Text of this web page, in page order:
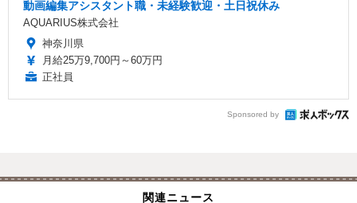
動画編集アシスタント職・未経験歓迎・土日祝休み
AQUARIUS株式会社
神奈川県
月給25万9,700円～60万円
正社員
Sponsored by
関連ニュース